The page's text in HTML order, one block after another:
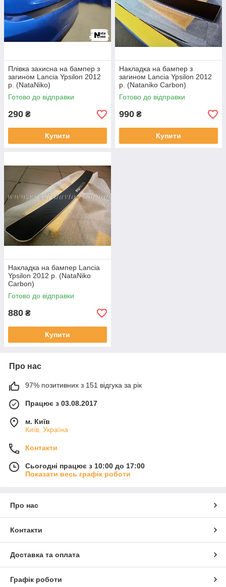
Плівка захисна на бампер з
загином Lancia Ypsilon 2012
р. (NataNiko)
Готово до відправки
290 ₴
Купити
Накладка на бампер з
загином Lancia Ypsilon 2012
р. (Nataniko Carbon)
Готово до відправки
990 ₴
Купити
Накладка на бампер Lancia
Ypsilon 2012 р. (NataNiko
Carbon)
Готово до відправки
880 ₴
Купити
Про нас
97% позитивних з 151 відгука за рік
Працює з 03.08.2017
м. Київ
Київ, Україна
Контакти
Сьогодні працює з 10:00 до 17:00
Показати весь графік роботи
Про нас
Контакти
Доставка та оплата
Графік роботи